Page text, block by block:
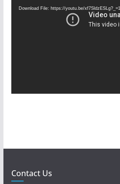
Download File: https://youtu.be/xf7SldzESLg?_=1
Contact Us